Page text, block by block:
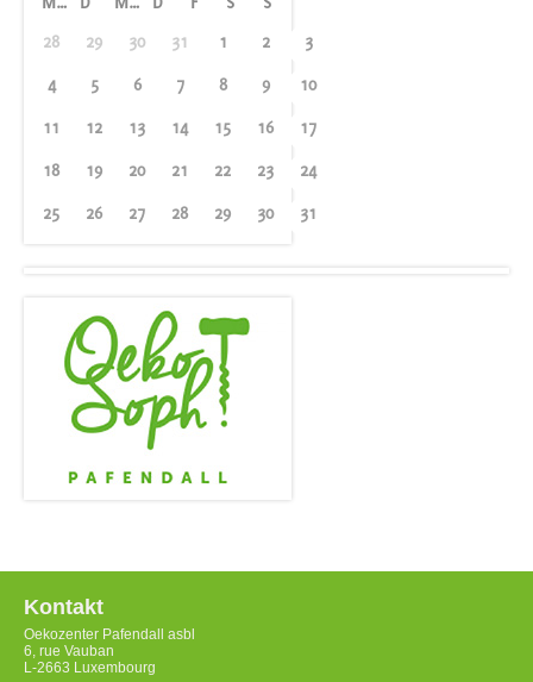
28
29 30 31 1 2 3
4 5 6 7 8 9 10
11 12 13 14 15 16 17
18 19 20 21 22 23 24
25 26 27 28 29 30 31
Kontakt
Oekozenter Pafendall asbl
6, rue Vauban
L-2663 Luxembourg